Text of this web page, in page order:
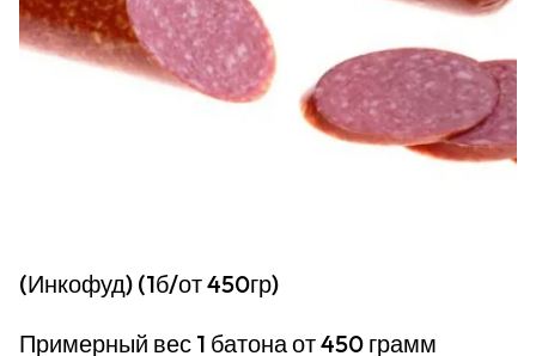
(Инкофуд) (1б/от 450гр)
Примерный вес 1 батона от 450 грамм